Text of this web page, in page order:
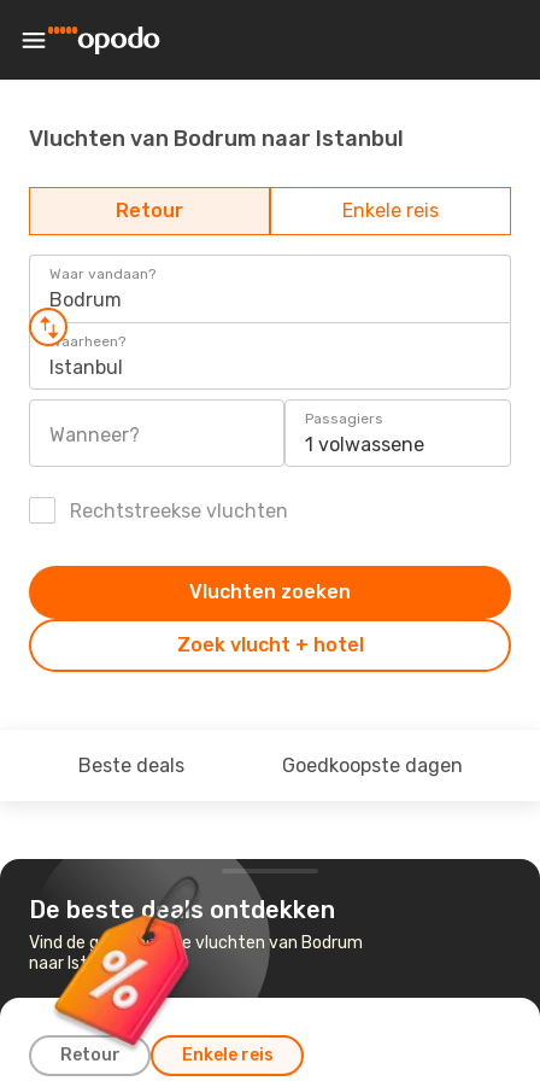
Vluchten van Bodrum naar Istanbul
Retour Enkele reis
Waar vandaan?
Bodrum
Waarheen?
Istanbul
Wanneer?
Passagiers
1 volwassene
Rechtstreekse vluchten
Zoek vlucht + hotel
Vluchten zoeken
Beste deals Goedkoopste dagen
De beste deals ontdekken
Vind de goedkoopste vluchten van Bodrum
naar Istanbul
Retour Enkele reis